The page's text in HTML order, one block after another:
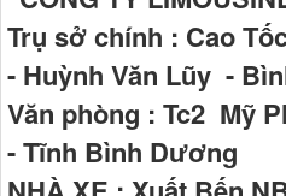
Trụ sở chính : Cao
- Huỳnh Văn Lũy -
Văn phòng : Tc2 Mỹ
- Tĩnh Bình Dương